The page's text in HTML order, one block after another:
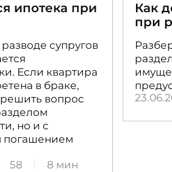
ипотека при
супругов
Если квартира
в браке,
вопрос
но и с
58 8 мин
Как
при